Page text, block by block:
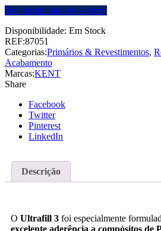
Faça login para ver o preço
Disponibilidade: Em Stock
REF:87051
Categorias:Primários & Revestimentos,
Acabamento
Marcas:KENT
Share
Facebook
Twitter
Pinterest
LinkedIn
Descrição
O Ultrafill 3 foi especialmente